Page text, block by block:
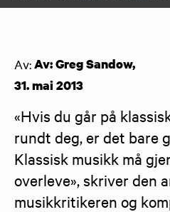
Av:Av: Greg Sandow,
31. mai 2013
«Hvis du går på
rundt deg, er det bare
Klassisk musikk må
overleve», skriver den
musikkritikeren og